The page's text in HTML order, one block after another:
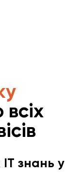
IT знань у